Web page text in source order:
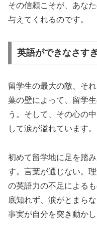
その信頼こそが、あな
与えてくれるのです。
英語ができなさす
留学生の最大の敵、そ
葉の壁によって、留学
う。そして、その心の
して涙が溢れています。
初めて留学地に足を踏
す。言葉が通じない。
の英語力の不足による
底知れず、涙がとまら
事実が自分を突き動かし